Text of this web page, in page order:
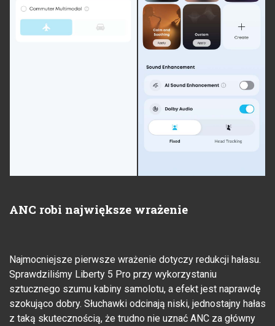
ANC robi największe wrażenie
Najmocniejsze pierwsze wrażenie dotyczy redukcji hałasu.
Sprawdziliśmy Liberty 5 Pro przy wykorzystaniu
sztucznego szumu kabiny samolotu, a efekt jest naprawdę
szokująco dobry. Słuchawki odcinają niski, jednostajny hałas
z taką skutecznością, że trudno nie uznać ANC za główny